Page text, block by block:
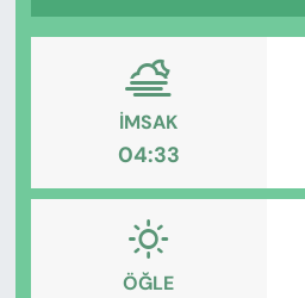
İMSAK
04:33
ÖĞLE
SAĞLIK
KÜLTÜR-SANAT
MAGAZİN
ÖZEL HABER